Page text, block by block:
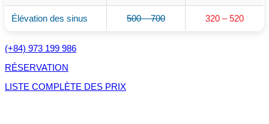
Élévation des sinus 500 – 700 320 – 520
(+84) 973 199 986
RÉSERVATION
LISTE COMPLÈTE DES PRIX